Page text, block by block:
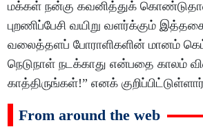
மக்கள் நன்கு கவனித்துக்
புறணிப்பேசி வயிறு வளர்க்கும்
வலைத்தளப் போராளிகளின் மானம்
நெடுநாள் நடக்காது என்பதை காலம்
காத்திருங்கள்!” எனக்
From around the web